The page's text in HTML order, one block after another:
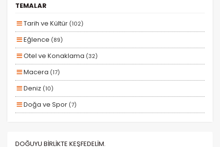
Planlanan
Otobüs Ile
Uçak Ile
Ekstralar Dahil
TEMALAR
Tarih ve Kültür (102)
Eğlence (89)
Otel ve Konaklama (32)
Macera (17)
Deniz (10)
Doğa ve Spor (7)
DOĞUYU BİRLİKTE KEŞFEDELİM.